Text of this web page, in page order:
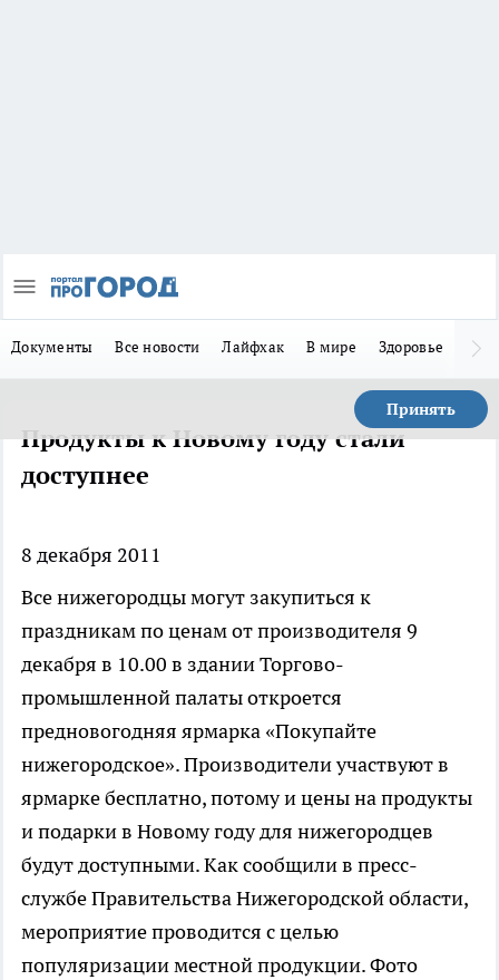
Документы Все новости Лайфхак В мире Здоровье
Принять
Продукты к Новому году стали
доступнее
8 декабря 2011
Все нижегородцы могут закупиться к
праздникам по ценам от производителя 9
декабря в 10.00 в здании Торгово-
промышленной палаты откроется
предновогодняя ярмарка «Покупайте
нижегородское». Производители участвуют в
ярмарке бесплатно, потому и цены на продукты
и подарки в Новому году для нижегородцев
будут доступными. Как сообщили в пресс-
службе Правительства Нижегородской области,
мероприятие проводится с целью
популяризации местной продукции. Фото